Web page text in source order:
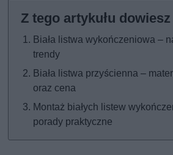
Biała listwa wykończeniowa –
trendy
Biała listwa przyścienna –
oraz cena
Montaż białych listew
porady praktyczne